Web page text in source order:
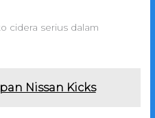
cidera serius dalam
Nissan Kicks